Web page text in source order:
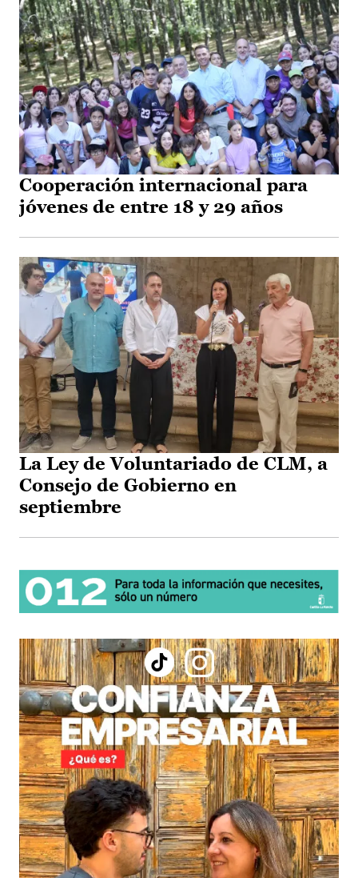
Cooperación internacional para
jóvenes de entre 18 y 29 años
La Ley de Voluntariado de CLM, a
Consejo de Gobierno en
septiembre